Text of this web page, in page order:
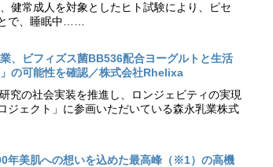
健常成人を対象としたヒト試験により、ピセ
で、睡眠中……
、ビフィズス菌BB536配合ヨーグルトと生活
の可能性を確認／株式会社Rhelixa
究の社会実装を推進し、ロンジェビティの実現
ジェクト」に参画いただいている森永乳業株式
年美肌への想いを込めた最高峰（※1）の高機